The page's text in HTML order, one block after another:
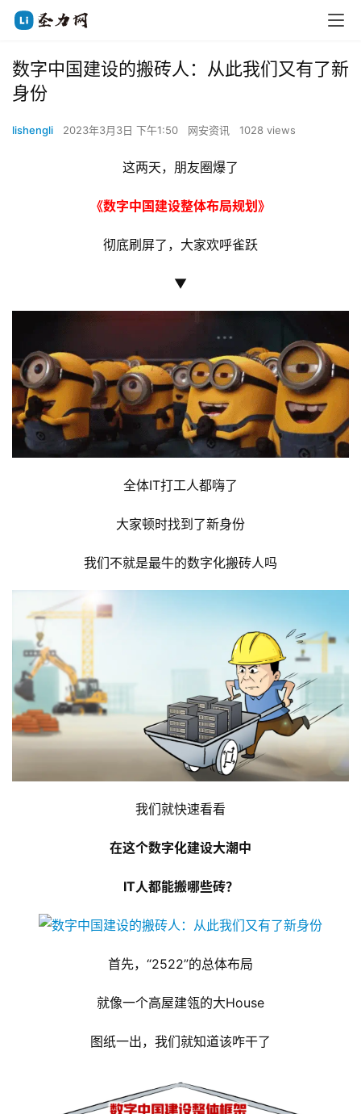
数字中国建设的搬砖人：从此我们又有了新
身份
lishengli 2023年3月3日 下午1:50 网安资讯 1028 views
这两天，朋友圈爆了
《数字中国建设整体布局规划》
彻底刷屏了，大家欢呼雀跃
▼
全体IT打工人都嗨了
大家顿时找到了新身份
我们不就是最牛的数字化搬砖人吗
我们就快速看看
在这个数字化建设大潮中
IT人都能搬哪些砖？
首先，“2522”的总体布局
就像一个高屋建瓴的大House
图纸一出，我们就知道该咋干了